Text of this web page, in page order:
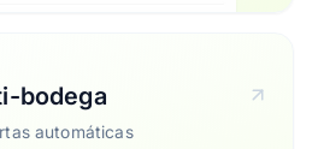
bodega
automáticas